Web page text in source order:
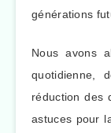
générations
Nous avons
quotidienne,
réduction des
astuces pour